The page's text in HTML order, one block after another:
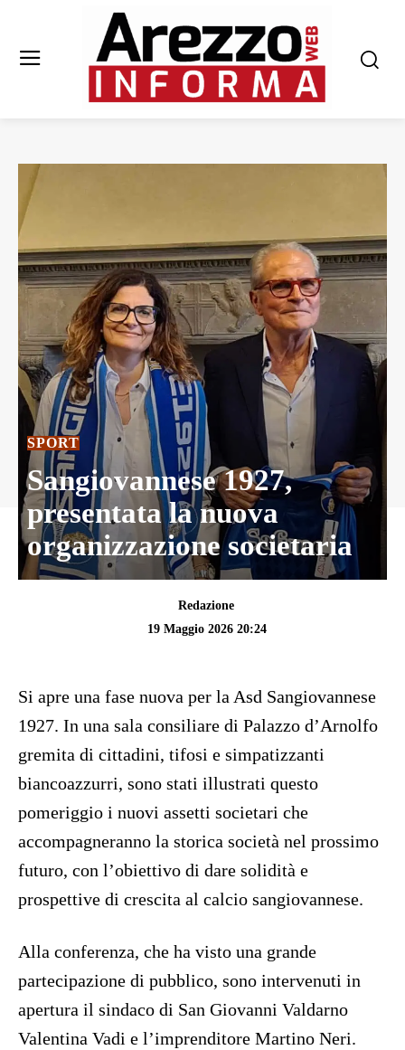
SPORT
Sangiovannese 1927,
presentata la nuova
organizzazione societaria
Redazione
19 Maggio 2026 20:24
Si apre una fase nuova per la Asd Sangiovannese
1927. In una sala consiliare di Palazzo d’Arnolfo
gremita di cittadini, tifosi e simpatizzanti
biancoazzurri, sono stati illustrati questo
pomeriggio i nuovi assetti societari che
accompagneranno la storica società nel prossimo
futuro, con l’obiettivo di dare solidità e
prospettive di crescita al calcio sangiovannese.
Alla conferenza, che ha visto una grande
partecipazione di pubblico, sono intervenuti in
apertura il sindaco di San Giovanni Valdarno
Valentina Vadi e l’imprenditore Martino Neri.